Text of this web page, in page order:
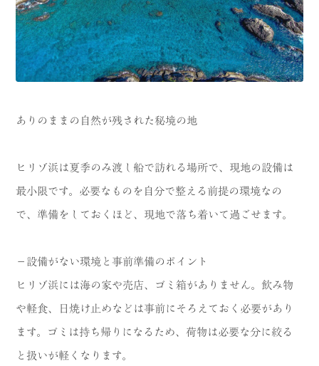
ありのままの自然が残された秘境の地
ヒリゾ浜は夏季のみ渡し船で訪れる場所で、現地の設備は
最小限です。必要なものを自分で整える前提の環境なの
で、準備をしておくほど、現地で落ち着いて過ごせます。
－設備がない環境と事前準備のポイント
ヒリゾ浜には海の家や売店、ゴミ箱がありません。飲み物
や軽食、日焼け止めなどは事前にそろえておく必要があり
ます。ゴミは持ち帰りになるため、荷物は必要な分に絞る
と扱いが軽くなります。